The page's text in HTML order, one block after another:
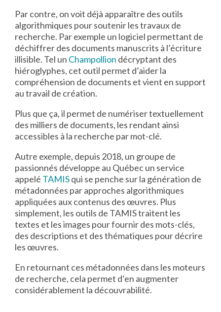
Par contre, on voit déjà apparaître des outils
algorithmiques pour soutenir les travaux de
recherche. Par exemple un logiciel permettant de
déchiffrer des documents manuscrits à l’écriture
illisible. Tel un Champollion décryptant des
hiéroglyphes, cet outil permet d’aider la
compréhension de documents et vient en support
au travail de création.
Plus que ça, il permet de numériser textuellement
des milliers de documents, les rendant ainsi
accessibles à la recherche par mot-clé.
Autre exemple, depuis 2018, un groupe de
passionnés développe au Québec un service
appelé TAMISqui se penche sur la génération de
métadonnées par approches algorithmiques
appliquées aux contenus des œuvres. Plus
simplement, les outils de TAMIS traitent les
textes et les images pour fournir des mots-clés,
des descriptions et des thématiques pour décrire
les œuvres.
En retournant ces métadonnées dans les moteurs
de recherche, cela permet d’en augmenter
considérablement la découvrabilité.